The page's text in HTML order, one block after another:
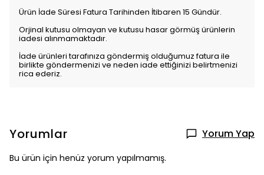
Ürün İade Süresi Fatura Tarihinden İtibaren 15 Gündür.
Orjinal kutusu olmayan ve kutusu hasar görmüş ürünlerin
iadesi alınmamaktadır.
İade ürünleri tarafınıza göndermiş olduğumuz fatura ile
birlikte göndermenizi ve neden iade ettiğinizi belirtmenizi
rica ederiz.
Yorumlar Yorum Yap
Bu ürün için henüz yorum yapılmamış.